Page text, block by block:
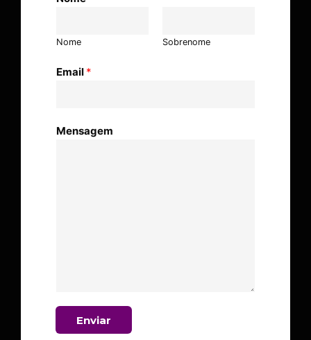
Nome Sobrenome
Email *
Mensagem
Enviar